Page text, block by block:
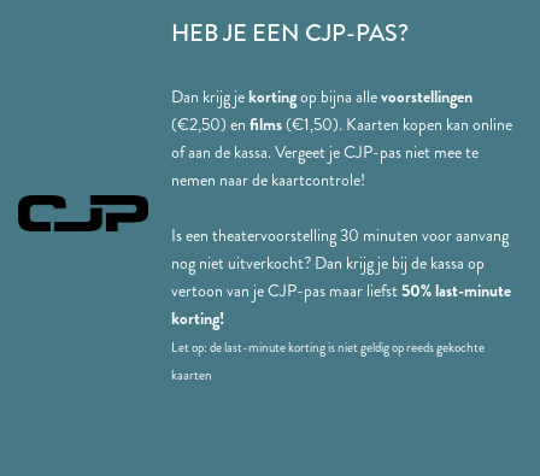
HEB JE EEN CJP-PAS?
Dan krijg jekortingop bijna allevoorstellingen
(€2,50) en films(€1,50). Kaarten kopen kan online
of aan de kassa. Vergeet je CJP-pas niet mee te
nemen naar de kaartcontrole!
Is een theatervoorstelling 30 minuten voor aanvang
nog niet uitverkocht? Dan krijg je bij de kassa op
vertoon van je CJP-pas maar liefst50% last-minute
korting!
Let op: de last-minute korting is niet geldig op reeds gekochte
kaarten